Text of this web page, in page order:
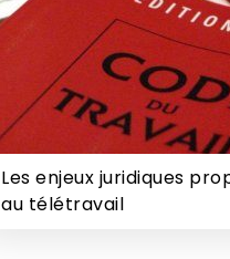
Les enjeux juridiques
au télétravail